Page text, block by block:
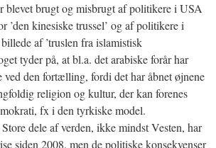
blevet brugt og misbrugt af politikere i USA
’den kinesiske trussel’ og af politikere i
af ’truslen fra islamistisk
tyder på, at bl.a. det arabiske forår har
den fortælling, fordi det har åbnet øjnene
religion og kultur, der kan forenes
fx i den tyrkiske model.
Store dele af verden, ikke mindst Vesten, har
siden 2008, men de politiske konsekvenser